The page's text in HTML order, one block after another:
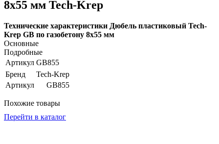
8х55 мм Tech-Krep
Технические характеристики Дюбель пластиковый Tech-
Krep GB по газобетону 8х55 мм
Основные
Подробные
Артикул GB855
Бренд
Tech-Krep
Артикул
GB855
Похожие товары
Перейти в каталог